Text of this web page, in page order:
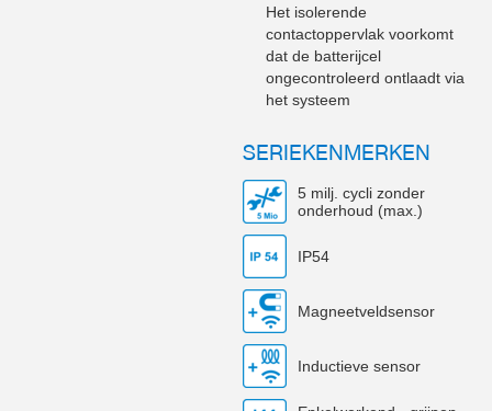
Het isolerende
contactoppervlak voorkomt
dat de batterijcel
ongecontroleerd ontlaadt via
het systeem
SERIEKENMERKEN
5 milj. cycli zonder
onderhoud (max.)
IP54
Magneetveldsensor
Inductieve sensor